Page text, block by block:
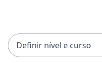
Definir nível e curso